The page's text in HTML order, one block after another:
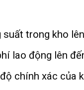
suất trong kho
lao động lên
chính xác của